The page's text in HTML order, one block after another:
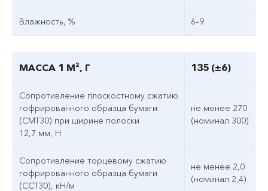
Влажность, % 6–9
МАССА 1 М², Г 135 (±6)
Сопротивление плоскостному сжатию
гофрированного образца бумаги
(СМТ30) при ширине полоски
12,7 мм, Н
не менее 270
(номинал 300)
Сопротивление торцевому сжатию
гофрированного образца бумаги
(ССТ30), кН/м
не менее 2,0
(номинал 2,4)